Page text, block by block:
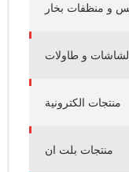
و منظفات بخار
و طاولات
منتجات الكترونية
منتجات بلت ان